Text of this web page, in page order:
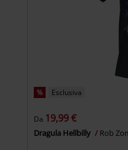
% Esclusiva
Da 19,99 €
Dragula Hellbilly Rob